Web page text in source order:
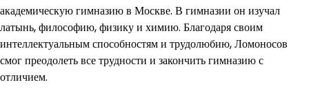
академическую гимназию в Москве. В гимназии он изучал
латынь, философию, физику и химию. Благодаря своим
интеллектуальным способностям и трудолюбию, Ломоносов
смог преодолеть все трудности и закончить гимназию с
отличием.